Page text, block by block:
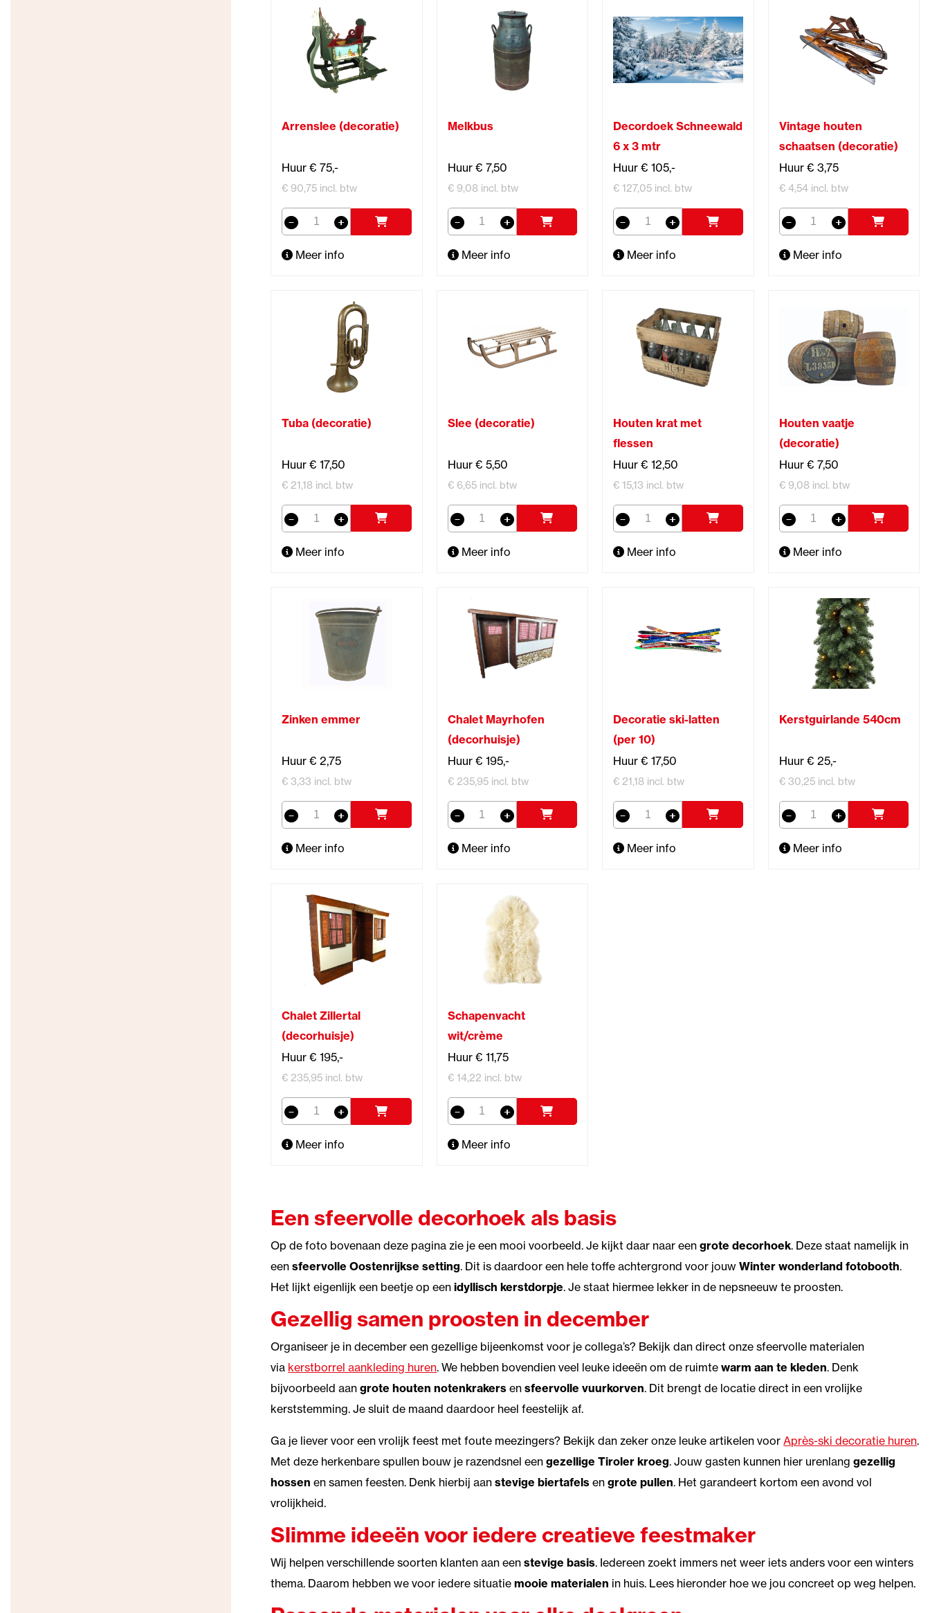
Arrenslee (decoratie)
Huur € 75,-
€ 90,75 incl. btw
Meer info
Melkbus
Huur € 7,50
€ 9,08 incl. btw
Meer info
Decordoek Schneewald
6 x 3 mtr
Huur € 105,-
€ 127,05 incl. btw
Meer info
Vintage houten
schaatsen (decoratie)
Huur € 3,75
€ 4,54 incl. btw
Meer info
Tuba (decoratie)
Huur € 17,50
€ 21,18 incl. btw
Meer info
Slee (decoratie)
Huur € 5,50
€ 6,65 incl. btw
Meer info
Houten krat met
flessen
Huur € 12,50
€ 15,13 incl. btw
Meer info
Houten vaatje
(decoratie)
Huur € 7,50
€ 9,08 incl. btw
Meer info
Zinken emmer
Huur € 2,75
€ 3,33 incl. btw
Meer info
Chalet Mayrhofen
(decorhuisje)
Huur € 195,-
€ 235,95 incl. btw
Meer info
Decoratie ski-latten
(per 10)
Huur € 17,50
€ 21,18 incl. btw
Meer info
Kerstguirlande 540cm
Huur € 25,-
€ 30,25 incl. btw
Meer info
Chalet Zillertal
(decorhuisje)
Huur € 195,-
€ 235,95 incl. btw
Meer info
Schapenvacht
wit/crème
Huur € 11,75
€ 14,22 incl. btw
Meer info
Een sfeervolle decorhoek als basis
Op de foto bovenaan deze pagina zie je een mooi voorbeeld. Je kijkt daar naar eengrote decorhoek. Deze staat namelijk in
eensfeervolle Oostenrijkse setting. Dit is daardoor een hele toffe achtergrond voor jouwWinter wonderland fotobooth.
Het lijkt eigenlijk een beetje op eenidyllisch kerstdorpje. Je staat hiermee lekker in de nepsneeuw te proosten.
Gezellig samen proosten in december
Organiseer je in december een gezellige bijeenkomst voor je collega’s? Bekijk dan direct onze sfeervolle materialen
via kerstborrel aankleding huren. We hebben bovendien veel leuke ideeën om de ruimtewarm aan te kleden. Denk
bijvoorbeeld aangrote houten notenkrakers ensfeervolle vuurkorven. Dit brengt de locatie direct in een vrolijke
kerststemming. Je sluit de maand daardoor heel feestelijk af.
Ga je liever voor een vrolijk feest met foute meezingers? Bekijk dan zeker onze leuke artikelen voorAprès-ski decoratie huren.
Met deze herkenbare spullen bouw je razendsnel eengezellige Tiroler kroeg. Jouw gasten kunnen hier urenlanggezellig
hossen en samen feesten. Denk hierbij aanstevige biertafels engrote pullen. Het garandeert kortom een avond vol
vrolijkheid.
Slimme ideeën voor iedere creatieve feestmaker
Wij helpen verschillende soorten klanten aan eenstevige basis. Iedereen zoekt immers net weer iets anders voor een winters
thema. Daarom hebben we voor iedere situatiemooie materialen in huis. Lees hieronder hoe we jou concreet op weg helpen.